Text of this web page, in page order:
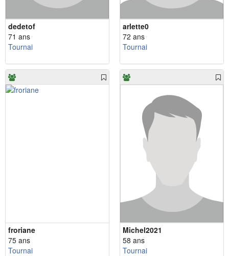
dedetof
71 ans
Tournai
arlette0
72 ans
Tournai
froriane
75 ans
Tournai
Michel2021
58 ans
Tournai